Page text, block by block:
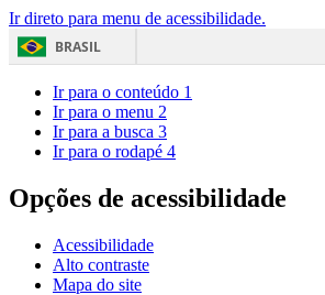
Ir direto para menu de acessibilidade.
BRASIL
Acesso
Ir para o conteúdo 1
Ir para o menu 2
Ir para a busca 3
Ir para o rodapé 4
Opções de acessibilidade
Acessibilidade
Alto contraste
Mapa do site